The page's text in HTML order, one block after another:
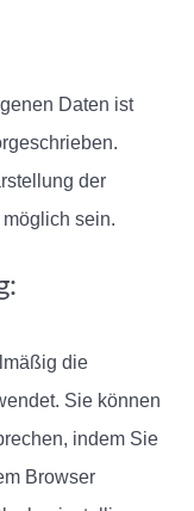
Daten ist
der
sein.
die
Sie können
indem Sie
Browser